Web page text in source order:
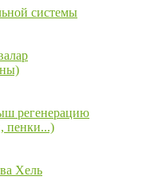
системы
регенерацию
пенки...)
Хель